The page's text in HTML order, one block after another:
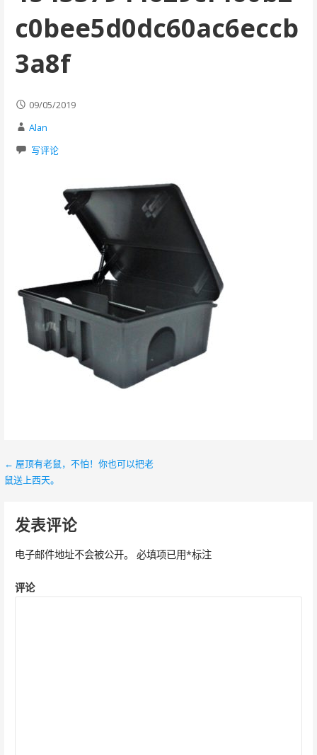
c0bee5d0dc60ac6eccb
3a8f
09/05/2019
Alan
写评论
文
导
航
← 屋顶有老鼠，不怕！你也可以把老
鼠送上西天。
发表评论
电子邮件地址不会被公开。 必填项已用*标注
评论